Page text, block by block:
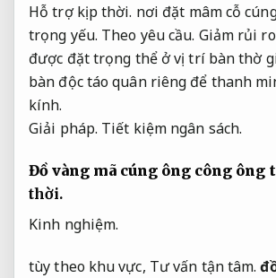
Hỗ trợ kịp thời. nơi đặt mâm cỗ
trọng yếu. Theo yêu cầu. Giảm rủi
được đặttrọng thểở vị trí bàn thờ
bàn độctáo quânriêng để thanh
kính.
Giải pháp. Tiết kiệm ngân sách.
Đồ vàng mã cúng ông công ông
thời.
Kinh nghiệm.
tùy theo khu vực, Tư vấn tận tâm.